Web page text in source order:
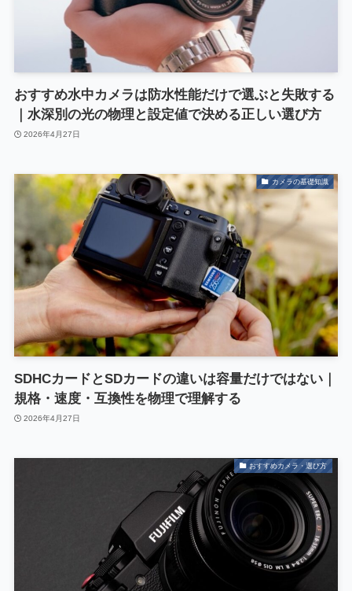
おすすめ水中カメラは防水性能だけで選ぶと失敗する
｜水深別の光の物理と設定値で決める正しい選び方
2026年4月27日
カメラの基礎知識
SDHCカードとSDカードの違いは容量だけではない｜
規格・速度・互換性を物理で理解する
2026年4月27日
おすすめカメラ・選び方